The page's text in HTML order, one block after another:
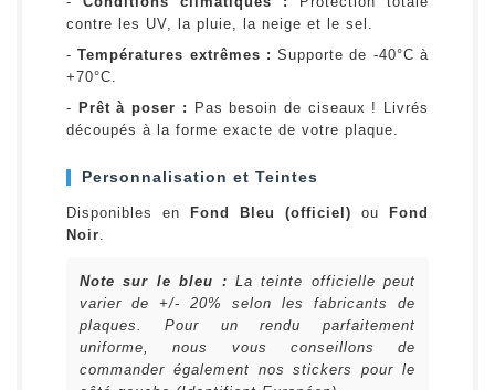
contre les UV, la pluie, la neige et le sel.
-Températures extrêmes : Supporte de -40°C à
+70°C.
- Prêt à poser :
Pas besoin de ciseaux ! Livrés
découpés à la forme exacte de votre plaque.
Personnalisation et Teintes
Disponibles en Fond Bleu (officiel) ou
Fond
Noir.
Note sur le bleu : La teinte officielle peut
varier de +/- 20% selon les fabricants de
plaques. Pour un rendu parfaitement
uniforme, nous vous conseillons de
commander également nos stickers pour le